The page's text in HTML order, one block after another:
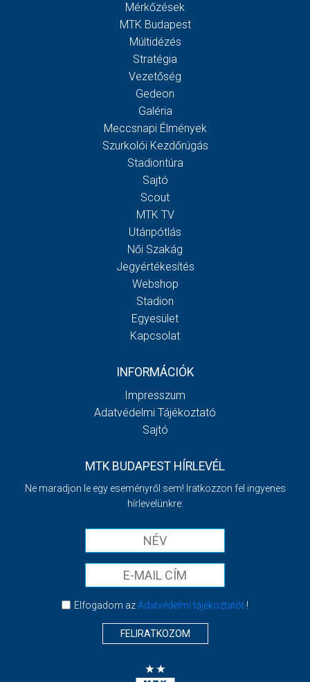
Mérkőzések
MTK Budapest
Múltidézés
Stratégia
Vezetőség
Gedeon
Galéria
Meccsnapi Élmények
Szurkolói Kezdőrúgás
Stadiontúra
Sajtó
Scout
MTK TV
Utánpótlás
Női Szakág
Jegyértékesítés
Webshop
Stadion
Egyesület
Kapcsolat
INFORMÁCIÓK
Impresszum
Adatvédelmi Tájékoztató
Sajtó
MTK BUDAPEST HÍRLEVÉL
Ne maradjon le egy eseményről sem! Iratkozzon fel ingyenes
hírlevelünkre:
Elfogadom azAdatvédelmi tájékoztatót!
FELIRATKOZOM